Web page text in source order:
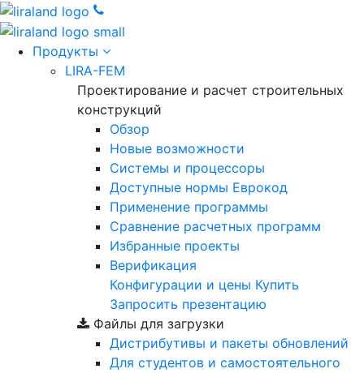
Продукты
LIRA-FEM
Проектирование и расчет строительных
конструкций
Обзор
Новые возможности
Cистемы и процессоры
Доступные нормы Еврокод
Применение программы
Сравнение расчетных программ
Избранные проекты
Верификация
Конфигурации и цены Купить
Запросить презентацию
Файлы для загрузки
Дистрибутивы и пакеты обновлений
Для студентов и самостоятельного